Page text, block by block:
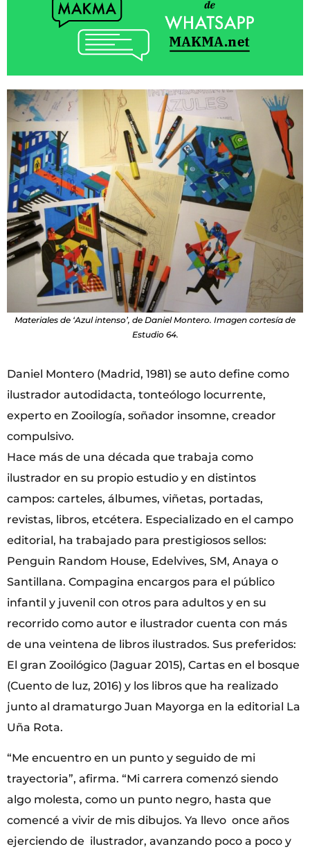
Materiales de ‘Azul intenso’, de Daniel Montero. Imagen cortesía de
Estudio 64.
Daniel Montero (Madrid, 1981) se auto define como
ilustrador autodidacta, tonteólogo locurrente,
experto en Zooilogía, soñador insomne, creador
compulsivo.
Hace más de una década que trabaja como
ilustrador en su propio estudio y en distintos
campos: carteles, álbumes, viñetas, portadas,
revistas, libros, etcétera. Especializado en el campo
editorial, ha trabajado para prestigiosos sellos:
Penguin Random House, Edelvives, SM, Anaya o
Santillana. Compagina encargos para el público
infantil y juvenil con otros para adultos y en su
recorrido como autor e ilustrador cuenta con más
de una veintena de libros ilustrados. Sus preferidos:
El gran Zooilógico (Jaguar 2015), Cartas en el bosque
(Cuento de luz, 2016) y los libros que ha realizado
junto al dramaturgo Juan Mayorga en la editorial La
Uña Rota.
“Me encuentro en un punto y seguido de mi
trayectoria”, afirma. “Mi carrera comenzó siendo
algo molesta, como un punto negro, hasta que
comencé a vivir de mis dibujos. Ya llevo once años
ejerciendo de ilustrador, avanzando poco a poco y